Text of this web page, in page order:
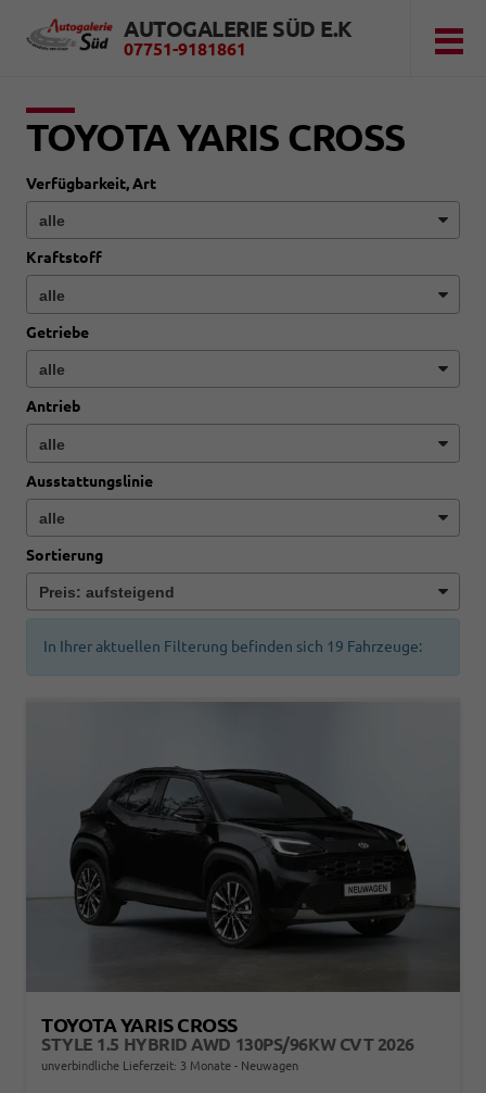
AUTOGALERIE SÜD E.K
07751-9181861
TOYOTA YARIS CROSS
Verfügbarkeit, Art
Kraftstoff
Getriebe
Antrieb
Ausstattungslinie
Sortierung
In Ihrer aktuellen Filterung befinden sich 19 Fahrzeuge:
TOYOTA YARIS CROSS
STYLE 1.5 HYBRID AWD 130PS/96KW CVT 2026
unverbindliche Lieferzeit: 3 Monate Neuwagen